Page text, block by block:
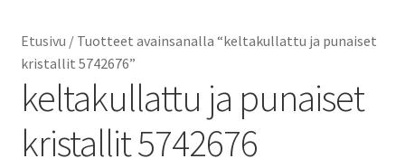
Etusivu / Tuotteet avainsanalla “keltakullattu ja punaiset
kristallit 5742676”
keltakullattu ja punaiset
kristallit 5742676